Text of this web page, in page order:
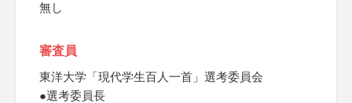
無し
審査員
東洋大学「現代学生百人一首」選考委員会
●選考委員長